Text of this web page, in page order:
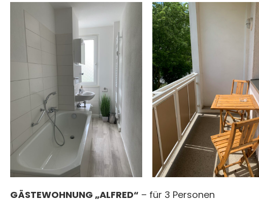
GÄSTEWOHNUNG „ALFRED“ – für 3 Personen